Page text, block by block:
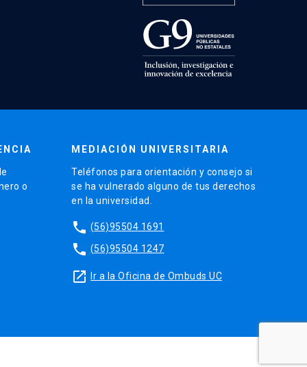
o
MEDIACIÓN UNIVERSITARIA
Teléfonos para orientación y consejo si
se ha vulnerado alguno de tus derechos
en la universidad.
phone (56)95504 1691
phone (56)95504 1247
launch Ir a la Oficina de Ombuds UC